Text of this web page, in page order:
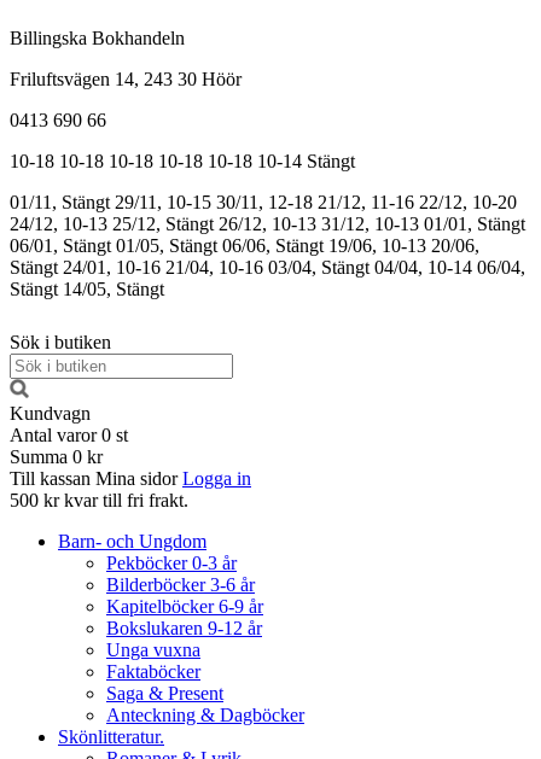
Billingska Bokhandeln
Friluftsvägen 14, 243 30 Höör
0413 690 66
10-18 10-18 10-18 10-18 10-18 10-14 Stängt
01/11, Stängt 29/11, 10-15 30/11, 12-18 21/12, 11-16 22/12, 10-20
24/12, 10-13 25/12, Stängt 26/12, 10-13 31/12, 10-13 01/01, Stängt
06/01, Stängt 01/05, Stängt 06/06, Stängt 19/06, 10-13 20/06,
Stängt 24/01, 10-16 21/04, 10-16 03/04, Stängt 04/04, 10-14 06/04,
Stängt 14/05, Stängt
Sök i butiken
Kundvagn
Antal varor 0 st
Summa 0 kr
Till kassan Mina sidor Logga in
500 kr kvar till fri frakt.
Barn- och Ungdom
Pekböcker 0-3 år
Bilderböcker 3-6 år
Kapitelböcker 6-9 år
Bokslukaren 9-12 år
Unga vuxna
Faktaböcker
Saga & Present
Anteckning & Dagböcker
Skönlitteratur.